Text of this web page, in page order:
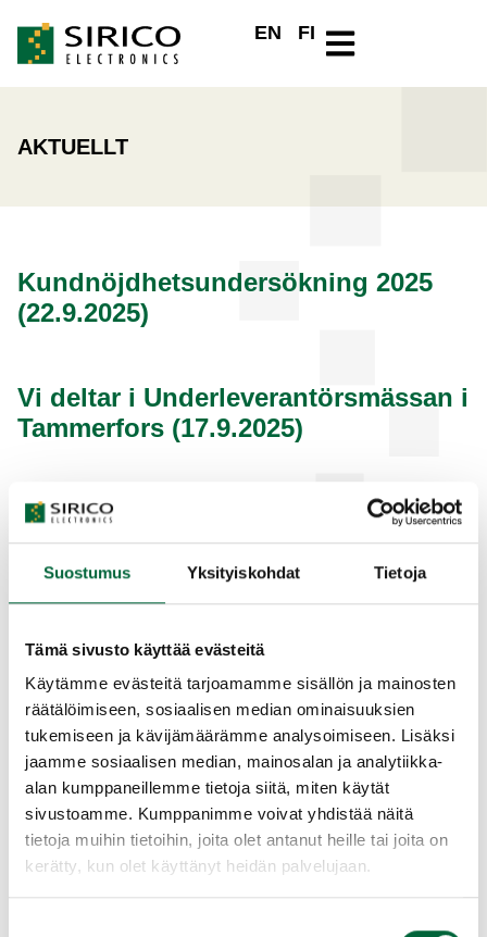
Suostumus Yksityiskohdat Tietoja
Tämä sivusto käyttää evästeitä
Käytämme evästeitä tarjoamamme sisällön ja mainosten
räätälöimiseen, sosiaalisen median ominaisuuksien
tukemiseen ja kävijämäärämme analysoimiseen. Lisäksi
jaamme sosiaalisen median, mainosalan ja analytiikka-
alan kumppaneillemme tietoja siitä, miten käytät
sivustoamme. Kumppanimme voivat yhdistää näitä
tietoja muihin tietoihin, joita olet antanut heille tai joita on
kerätty, kun olet käyttänyt heidän palvelujaan.
EN FI
AKTUELLT
Kundnöjdhetsundersökning 2025
(22.9.2025)
Vi deltar i Underleverantörsmässan i
Tammerfors (17.9.2025)
Kundberättelse – TK Engineering
Oy (11.12.2024)
(1.10.2024)
Vi deltar i Underleverantörsmässan i
Tammerfors (25.9.2024)
Kundberättelse – Natlink Oy